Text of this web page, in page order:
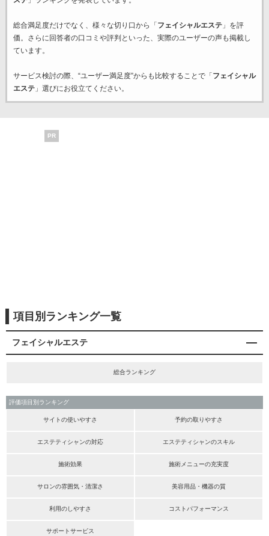
総合満足度だけでなく、様々な切り口から「 フェイシャルエステ」を評
価。さらに回答者の口コミや評判といった、実際のユーザーの声も掲載し
ています。
サービス検討の際、“ユーザー満足度”からも比較することで「 フェイシャル
エステ」選びにお役立てください。
PR
項目別ランキング一覧
フェイシャルエステ
総合ランキング
評価項目別ランキング
サイトの使いやすさ 予約の取りやすさ
エステティシャンの対応 エステティシャンのスキル
施術効果 施術メニューの充実度
サロンの雰囲気・清潔さ 美容用品・機器の質
利用のしやすさ コストパフォーマンス
サポートサービス